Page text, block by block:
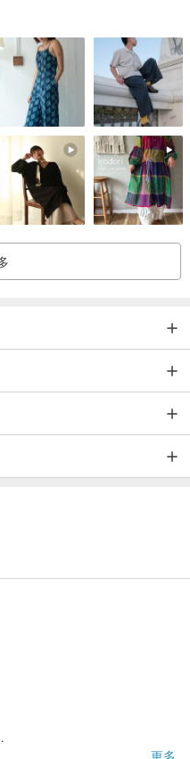
打版製作車縫
有落差
我們溝通
風格